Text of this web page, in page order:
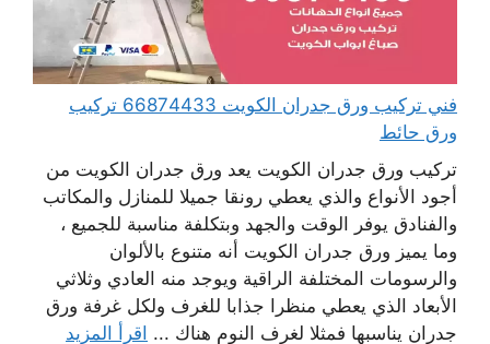
فني تركيب ورق جدران الكويت 66874433 تركيب
ورق حائط
تركيب ورق جدران الكويت يعد ورق جدران الكويت من
أجود الأنواع والذي يعطي رونقا جميلا للمنازل والمكاتب
والفنادق يوفر الوقت والجهد وبتكلفة مناسبة للجميع ،
وما يميز ورق جدران الكويت أنه متنوع بالألوان
والرسومات المختلفة الراقية ويوجد منه العادي وثلاثي
الأبعاد الذي يعطي منظرا جذابا للغرف ولكل غرفة ورق
جدران يناسبها فمثلا لغرف النوم هناك ... اقرأ المزيد